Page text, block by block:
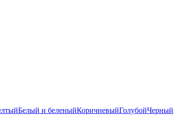
Белый и беленыйКоричневыйГолубойЧерный